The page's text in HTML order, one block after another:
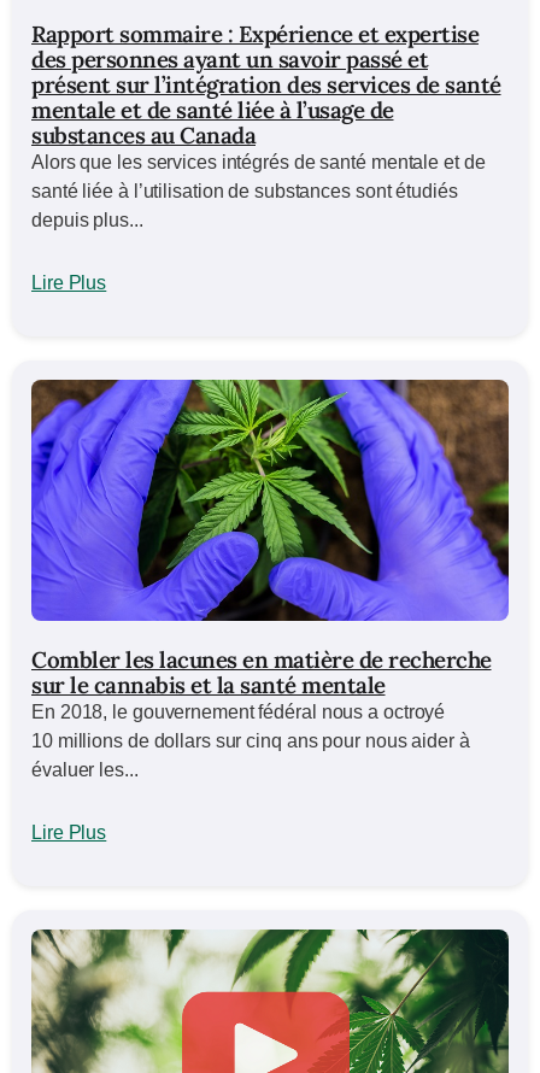
Rapport sommaire : Expérience et expertise
des personnes ayant un savoir passé et
présent sur l’intégration des services de santé
mentale et de santé liée à l’usage de
substances au Canada
Alors que les services intégrés de santé mentale et de
santé liée à l’utilisation de substances sont étudiés
depuis plus...
Lire Plus
Combler les lacunes en matière de recherche
sur le cannabis et la santé mentale
En 2018, le gouvernement fédéral nous a octroyé
10 millions de dollars sur cinq ans pour nous aider à
évaluer les...
Lire Plus